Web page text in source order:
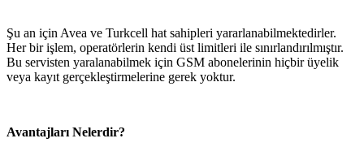
Şu an için Avea ve Turkcell hat sahipleri yararlanabilmektedirler.
Her bir işlem, operatörlerin kendi üst limitleri ile sınırlandırılmıştır.
Bu servisten yaralanabilmek için GSM abonelerinin hiçbir üyelik
veya kayıt gerçekleştirmelerine gerek yoktur.
Avantajları Nelerdir?